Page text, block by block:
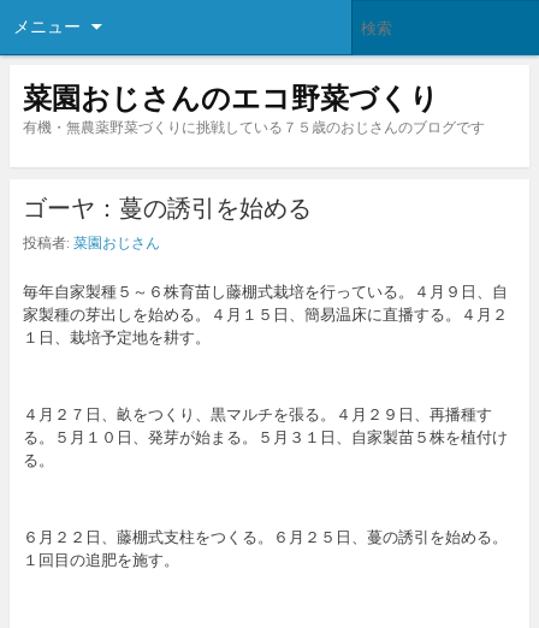
メニュー
菜園おじさんのエコ野菜づくり
有機・無農薬野菜づくりに挑戦している７５歳のおじさんのブログです
ゴーヤ：蔓の誘引を始める
投稿者: 菜園おじさん
毎年自家製種５～６株育苗し藤棚式栽培を行っている。４月９日、自
家製種の芽出しを始める。４月１５日、簡易温床に直播する。４月２
１日、栽培予定地を耕す。
４月２７日、畝をつくり、黒マルチを張る。４月２９日、再播種す
る。５月１０日、発芽が始まる。５月３１日、自家製苗５株を植付け
る。
６月２２日、藤棚式支柱をつくる。６月２５日、蔓の誘引を始める。
１回目の追肥を施す。